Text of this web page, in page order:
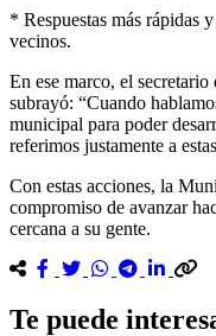
* Respuestas más rápidas
vecinos.
En ese marco, el
subrayó: “Cuando
municipal para poder
referimos justamente a
Con estas acciones, la
compromiso de avanzar
cercana a su gente.
Te puede